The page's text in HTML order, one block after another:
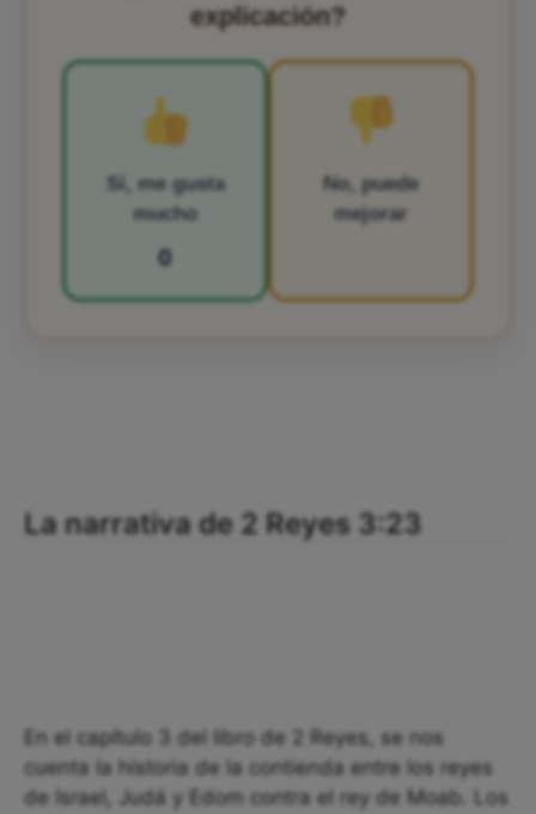
explicación?
Sí, me gusta
mucho
0
No, puede
mejorar
La narrativa de 2 Reyes 3:23
En el capítulo 3 del libro de 2 Reyes, se nos
cuenta la historia de la contienda entre los reyes
de Israel, Judá y Edom contra el rey de Moab. Los